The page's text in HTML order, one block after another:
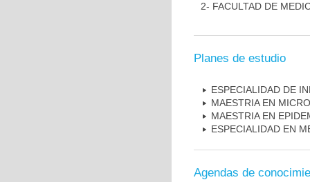
2- FACULTAD DE
Planes de estudio
ESPECIALIDAD DE
MAESTRIA EN
MAESTRIA EN
ESPECIALIDAD EN
Agendas de